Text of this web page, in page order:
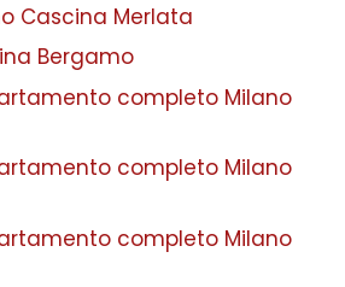
Cascina Merlata
Bergamo
completo Milano
completo Milano
completo Milano